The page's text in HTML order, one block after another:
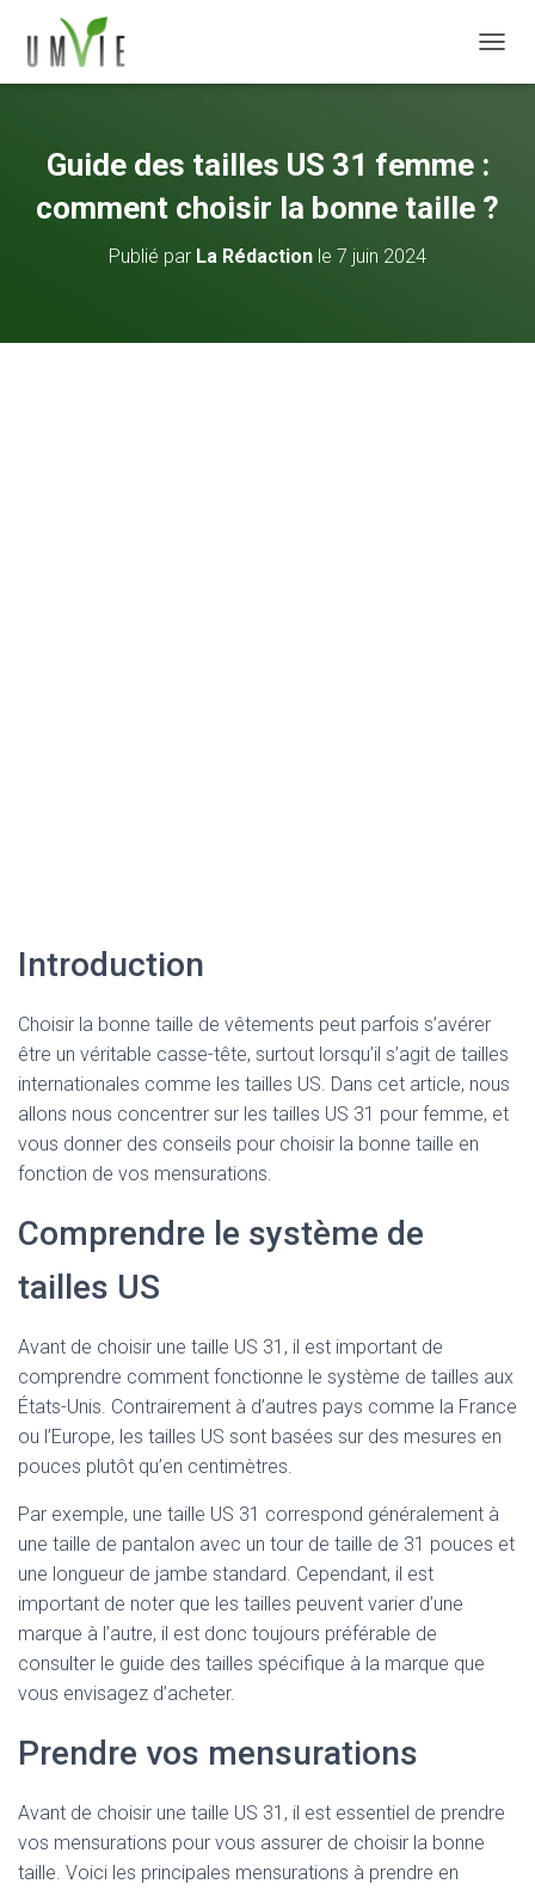
Guide des tailles US 31 femme :
comment choisir la bonne taille ?
Publié par La Rédaction le 7 juin 2024
Introduction
Choisir la bonne taille de vêtements peut parfois s’avérer
être un véritable casse-tête, surtout lorsqu’il s’agit de tailles
internationales comme les tailles US. Dans cet article, nous
allons nous concentrer sur les tailles US 31 pour femme, et
vous donner des conseils pour choisir la bonne taille en
fonction de vos mensurations.
Comprendre le système de
tailles US
Avant de choisir une taille US 31, il est important de
comprendre comment fonctionne le système de tailles aux
États-Unis. Contrairement à d’autres pays comme la France
ou l’Europe, les tailles US sont basées sur des mesures en
pouces plutôt qu’en centimètres.
Par exemple, une taille US 31 correspond généralement à
une taille de pantalon avec un tour de taille de 31 pouces et
une longueur de jambe standard. Cependant, il est
important de noter que les tailles peuvent varier d’une
marque à l’autre, il est donc toujours préférable de
consulter le guide des tailles spécifique à la marque que
vous envisagez d’acheter.
Prendre vos mensurations
Avant de choisir une taille US 31, il est essentiel de prendre
vos mensurations pour vous assurer de choisir la bonne
taille. Voici les principales mensurations à prendre en